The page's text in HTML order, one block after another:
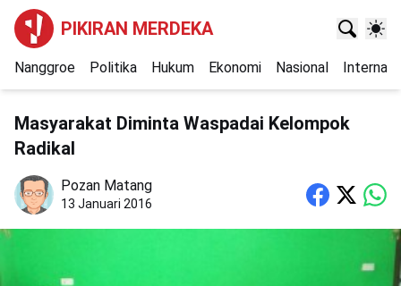
PIKIRAN MERDEKA
Nanggroe Politika Hukum Ekonomi Nasional
Masyarakat Diminta Waspadai Kelompok
Radikal
Pozan Matang
13 Januari 2016